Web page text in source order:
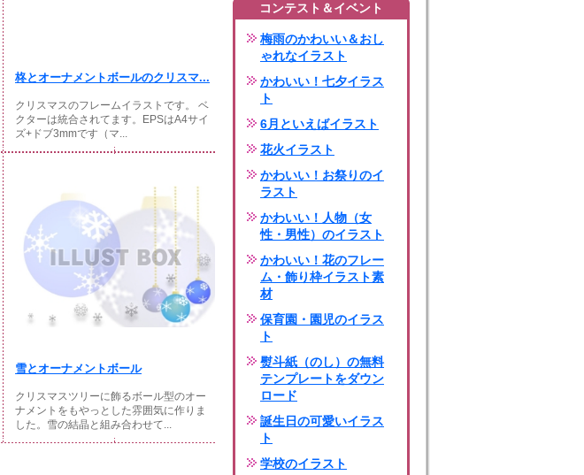
柊とオーナメントボールのクリスマ...
クリスマスのフレームイラストです。 ベ
クターは統合されてます。EPSはA4サイ
ズ+ドブ3mmです（マ...
雪とオーナメントボール
クリスマスツリーに飾るボール型のオー
ナメントをもやっとした雰囲気に作りま
した。雪の結晶と組み合わせて...
コンテスト＆イベント
梅雨のかわいい＆おし
ゃれなイラスト
かわいい！七夕イラス
ト
6月といえばイラスト
花火イラスト
かわいい！お祭りのイ
ラスト
かわいい！人物（女
性・男性）のイラスト
かわいい！花のフレー
ム・飾り枠イラスト素
材
保育園・園児のイラス
ト
熨斗紙（のし）の無料
テンプレートをダウン
ロード
誕生日の可愛いイラス
ト
学校のイラスト